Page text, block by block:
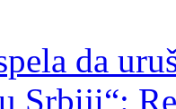
da
Srbiji“: